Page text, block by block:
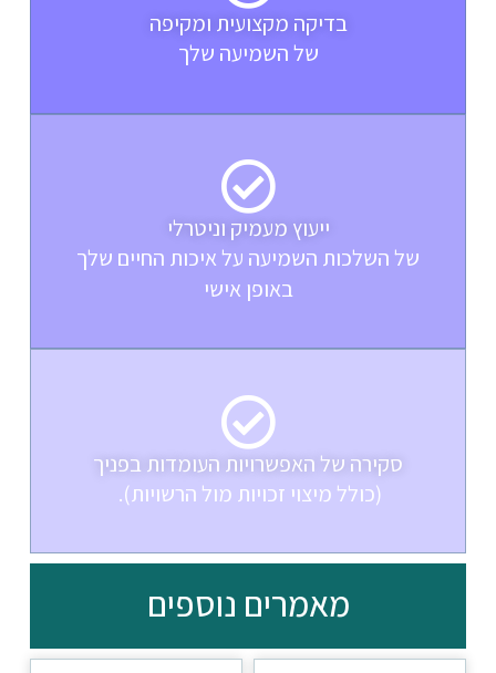
בדיקה מקצועית ומקיפה
של השמיעה שלך
ייעוץ מעמיק וניטרלי
של השלכות השמיעה על איכות החיים שלך
באופן אישי
סקירה של האפשרויות העומדות בפניך
(כולל מיצוי זכויות מול הרשויות). ​
מאמרים נוספים